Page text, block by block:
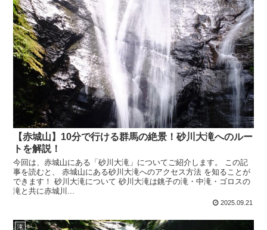
【赤城山】10分で行ける群馬の絶景！砂川大滝へのルー
トを解説！
今回は、赤城山にある「砂川大滝」についてご紹介します。 この記
事を読むと、 赤城山にある砂川大滝へのアクセス方法 を知ることが
できます！ 砂川大滝について 砂川大滝は銚子の滝・中滝・ゴロスの
滝と共に赤城川...
2025.09.21
滝